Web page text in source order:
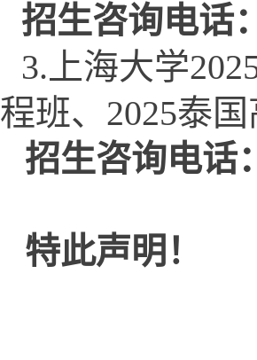
招生咨询电话
3.上海大学
程班、2025泰
招生咨询电话
特此声明！